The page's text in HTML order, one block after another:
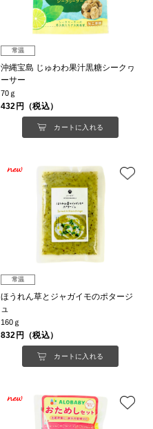
常温
沖縄宝島 じゅわわ果汁黒糖シークヮ
ーサー
70ｇ
432円（税込）
カートに入れる
常温
ほうれん草とジャガイモのポタージ
ュ
160ｇ
832円（税込）
カートに入れる